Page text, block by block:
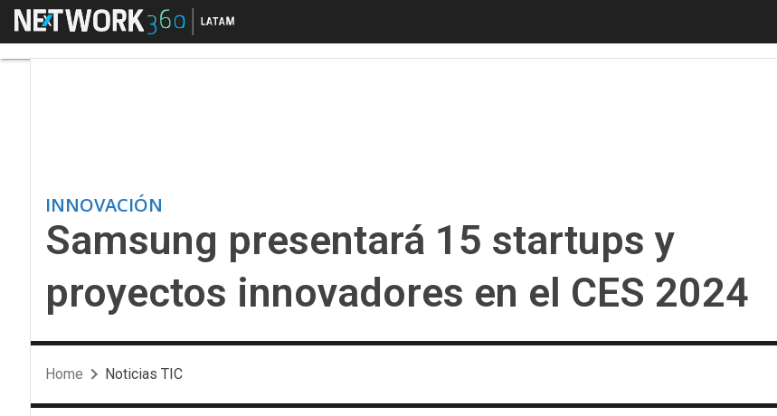
Menú
INNOVACIÓN
Samsung presentará 15 startups y
proyectos innovadores en el CES 2024
Home Noticias TIC